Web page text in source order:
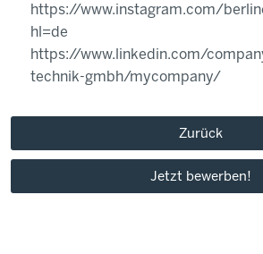
https://www.instagram.com/
hl=de
https://www.linkedin.com/
technik-gmbh/mycompany/
Zurück
Jetzt bewerben!